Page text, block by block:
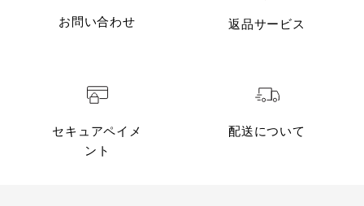
お問い合わせ 返品サービス
セキュアペイメ
ント
配送について